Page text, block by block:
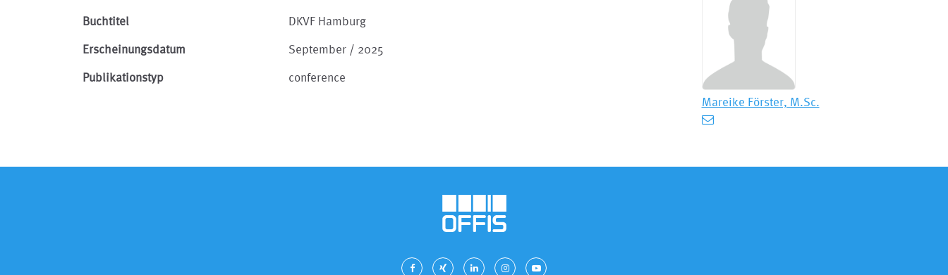
Buchtitel DKVF Hamburg
Erscheinungsdatum September / 2025
Publikationstyp conference
Mareike Förster, M.Sc.